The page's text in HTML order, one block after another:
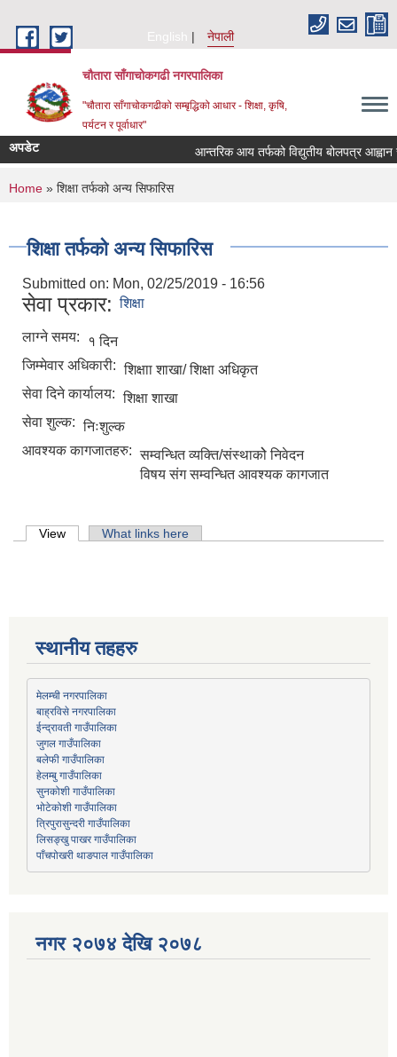
English
नेपाली
चौतारा साँगाचोकगढी नगरपालिका
"चौतारा साँगाचोकगढीको सम्बृद्धिको आधार - शिक्षा, कृषि,
पर्यटन र पूर्वाधार"
अपडेट आन्तरिक आय तर्फको विद्युतीय बोलपत्र आह्वान
You are here
Home » शिक्षा तर्फको अन्य सिफारिस
शिक्षा तर्फको अन्य सिफारिस
Submitted on: Mon, 02/25/2019 - 16:56
सेवा प्रकार: शिक्षा
लाग्ने समय:
१ दिन
जिम्मेवार अधिकारी: शिक्षाा शाखा/ शिक्षा अधिकृत
सेवा दिने कार्यालय: शिक्षा शाखा
सेवा शुल्क: निःशुल्क
आवश्यक कागजातहरु: सम्वन्धित व्यक्ति/संस्थाकोे निवेदन
विषय संग सम्वन्धित आवश्यक कागजात
Primary tabs
View (active tab)What links here
स्थानीय तहहरु
मेलम्ची नगरपालिका
बाह्रविसे नगरपालिका
ईन्द्रावती गाउँपालिका
जुगल गाउँपालिका
बलेफी गाउँपालिका
हेलम्बु गाउँपालिका
सुनकोशी गाउँपालिका
भोटेकोशी गाउँपालिका
त्रिपुरासुन्दरी गाउँपालिका
लिसङ्खु पाखर गाउँपालिका
पाँचपोखरी थाङपाल गाउँपालिका
नगर २०७४ देखि २०७८